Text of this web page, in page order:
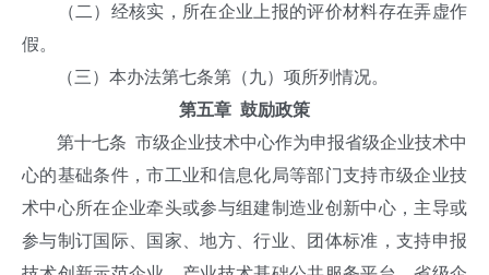
（二）经核实，所在企业上报的评价材料存在弄虚作
假。
（三）本办法第七条第（九）项所列情况。
第五章 鼓励政策
第十七条 市级企业技术中心作为申报省级企业技术中
心的基础条件，市工业和信息化局等部门支持市级企业技
术中心所在企业牵头或参与组建制造业创新中心，主导或
参与制订国际、国家、地方、行业、团体标准，支持申报